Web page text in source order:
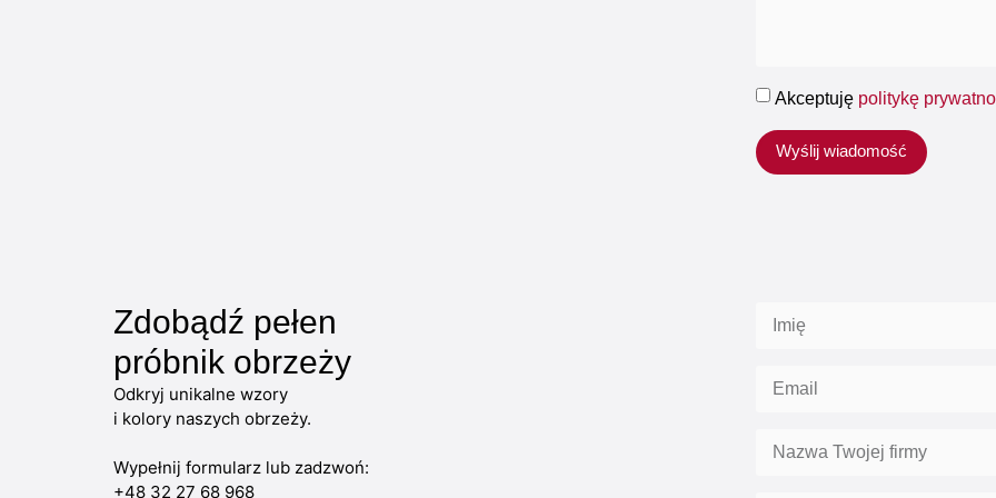
Akceptuję politykę
Wyślij wiadomość
Zdobądź pełen
próbnik obrzeży
Odkryj unikalne wzory
i kolory naszych obrzeży.
Wypełnij formularz lub zadzwoń:
+48 32 27 68 968